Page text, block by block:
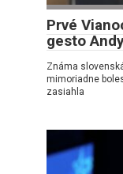
Prvé
gesto
Známa
mimoriadne
zasiahla